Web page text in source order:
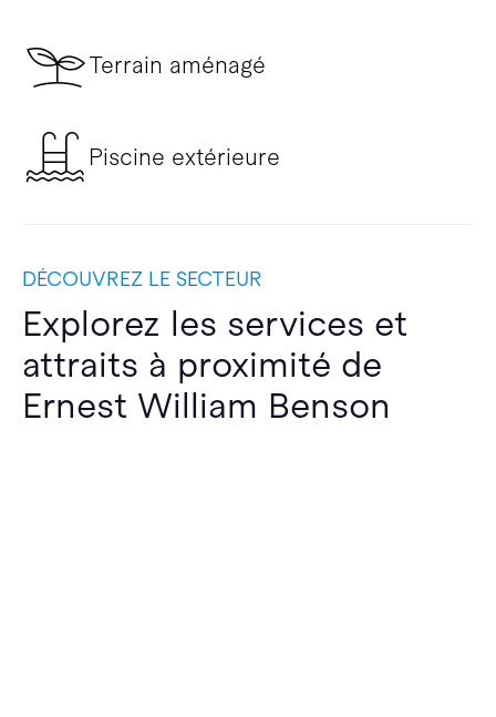
Terrain aménagé
Piscine extérieure
DÉCOUVREZ LE SECTEUR
Explorez les services et
attraits à proximité de
Ernest William Benson